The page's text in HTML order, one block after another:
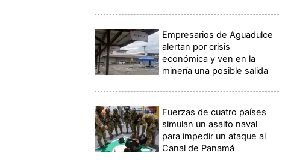
Empresarios de Aguadulce
alertan por crisis
económica y ven en la
minería una posible salida
Fuerzas de cuatro países
simulan un asalto naval
para impedir un ataque al
Canal de Panamá